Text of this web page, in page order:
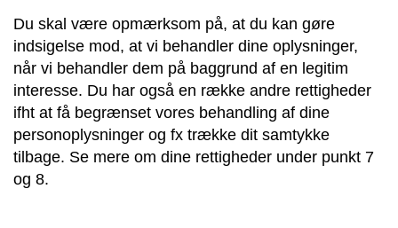
Du skal være opmærksom på, at du kan gøre
indsigelse mod, at vi behandler dine oplysninger,
når vi behandler dem på baggrund af en legitim
interesse. Du har også en række andre rettigheder
ifht at få begrænset vores behandling af dine
personoplysninger og fx trække dit samtykke
tilbage. Se mere om dine rettigheder under punkt 7
og 8.